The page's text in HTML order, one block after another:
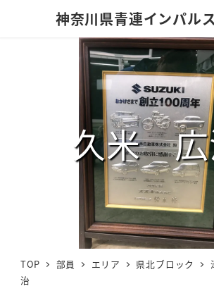
神奈川県青連インパル
久米
TOP 部員 エリア 県北ブロック
治